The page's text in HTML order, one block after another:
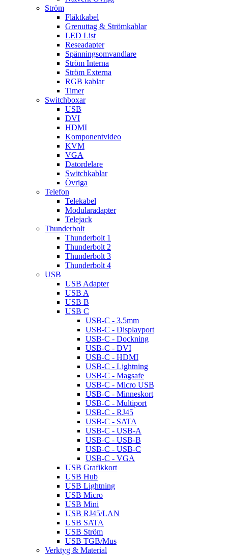
Ström
Fläktkabel
Grenuttag & Strömkablar
LED List
Reseadapter
Spänningsomvandlare
Ström Interna
Ström Externa
RGB kablar
Timer
Switchboxar
USB
DVI
HDMI
Komponentvideo
KVM
VGA
Datordelare
Switchkablar
Övriga
Telefon
Telekabel
Modularadapter
Telejack
Thunderbolt
Thunderbolt 1
Thunderbolt 2
Thunderbolt 3
Thunderbolt 4
USB
USB Adapter
USB A
USB B
USB C
USB-C - 3.5mm
USB-C - Displayport
USB-C - Dockning
USB-C - DVI
USB-C - HDMI
USB-C - Lightning
USB-C - Magsafe
USB-C - Micro USB
USB-C - Minneskort
USB-C - Multiport
USB-C - RJ45
USB-C - SATA
USB-C - USB-A
USB-C - USB-B
USB-C - USB-C
USB-C - VGA
USB Grafikkort
USB Hub
USB Lightning
USB Micro
USB Mini
USB RJ45/LAN
USB SATA
USB Ström
USB TGB/Mus
Verktyg & Material